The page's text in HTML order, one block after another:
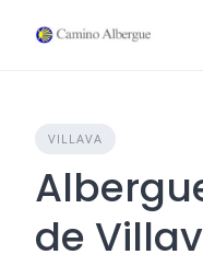
Inhalt
VILLAVA
de